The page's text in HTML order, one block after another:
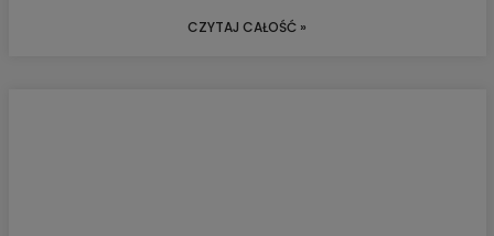
CZYTAJ CAŁOŚĆ »